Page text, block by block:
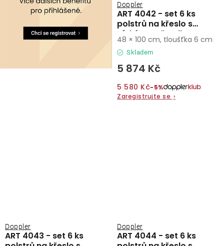
ART 4042 - set 6 ks
polstrů na křeslo s
nízkým opěradlem
Doppler
Skladem
5 874 Kč
5 580 Kč−5%
Zaregistrujte se ›
48 × 100 cm, tloušťka 6 cm
ART 4043 - set 6 ks
Doppler
ART 4044 - set 6 ks
Doppler